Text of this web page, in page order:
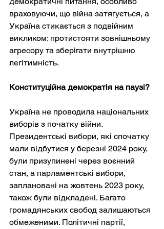
враховуючи, що війна затягується, а
Україна стикається з подвійним
викликом: протистояти зовнішньому
агресору та зберігати внутрішню
легітимність.
Конституційна демократія на паузі?
Україна не проводила національних
виборів з початку війни.
Президентські вибори, які спочатку
мали відбутися у березні 2024 року,
були призупинені через воєнний
стан, а парламентські вибори,
заплановані на жовтень 2023 року,
також були відкладені. Багато
громадянських свобод залишаються
обмеженими. Політичні партії,